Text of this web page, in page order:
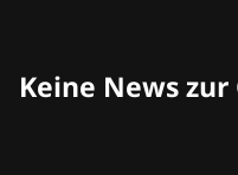
Keine News zur